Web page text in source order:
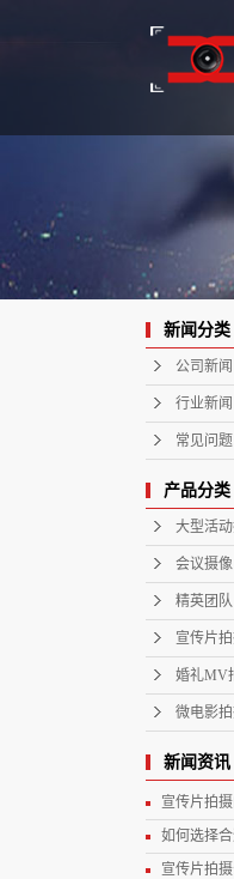
新闻分类
公司新闻
行业新闻
常见问题
产品分类
大型活
会议摄像
精英团队
宣传片
婚礼MV
微电影
新闻资讯
宣传片拍
如何选择
宣传片拍